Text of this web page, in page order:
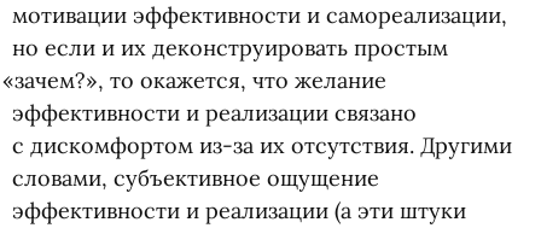
мотивации эффективности и самореализации,
но если и их деконструировать простым
«зачем?», то окажется, что желание
эффективности и реализации связано
с дискомфортом из-за их отсутствия. Другими
словами, субъективное ощущение
эффективности и реализации (а эти штуки